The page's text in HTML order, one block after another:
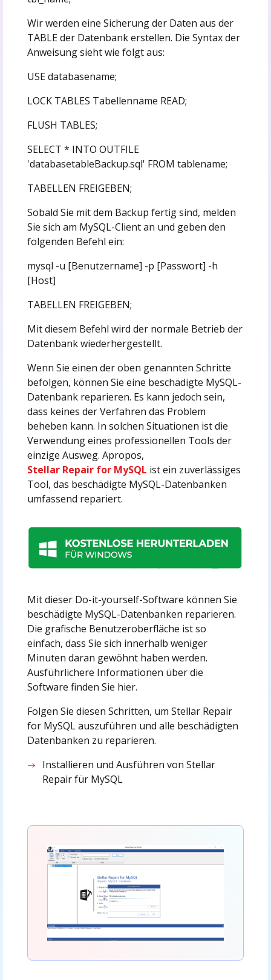
Wir werden eine Sicherung der Daten aus der
TABLE der Datenbank erstellen. Die Syntax der
Anweisung sieht wie folgt aus:
USE databasename;
LOCK TABLES Tabellenname READ;
FLUSH TABLES;
SELECT * INTO OUTFILE
'databasetableBackup.sql' FROM tablename;
TABELLEN FREIGEBEN;
Sobald Sie mit dem Backup fertig sind, melden
Sie sich am MySQL-Client an und geben den
folgenden Befehl ein:
mysql -u [Benutzername] -p [Passwort] -h
[Host]
TABELLEN FREIGEBEN;
Mit diesem Befehl wird der normale Betrieb der
Datenbank wiederhergestellt.
Wenn Sie einen der oben genannten Schritte
befolgen, können Sie eine beschädigte MySQL-
Datenbank reparieren. Es kann jedoch sein,
dass keines der Verfahren das Problem
beheben kann. In solchen Situationen ist die
Verwendung eines professionellen Tools der
einzige Ausweg. Apropos,
Stellar Repair for MySQL ist ein zuverlässiges
Tool, das beschädigte MySQL-Datenbanken
umfassend repariert.
Mit dieser Do-it-yourself-Software können Sie
beschädigte MySQL-Datenbanken reparieren.
Die grafische Benutzeroberfläche ist so
einfach, dass Sie sich innerhalb weniger
Minuten daran gewöhnt haben werden.
Ausführlichere Informationen über die
Software finden Sie hier.
Folgen Sie diesen Schritten, um Stellar Repair
for MySQL auszuführen und alle beschädigten
Datenbanken zu reparieren.
Installieren und Ausführen von Stellar
Repair für MySQL